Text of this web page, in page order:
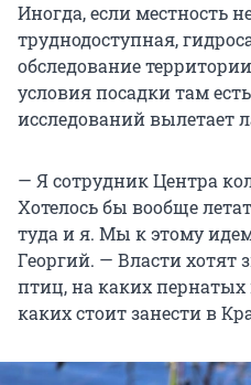
Иногда, если местность
труднодоступная,
обследование
условия посадки там
исследований вылетает
— Я сотрудник Центра
Хотелось бы вообще
туда и я. Мы к этому
Георгий. — Власти хотят
птиц, на каких
каких стоит занести в